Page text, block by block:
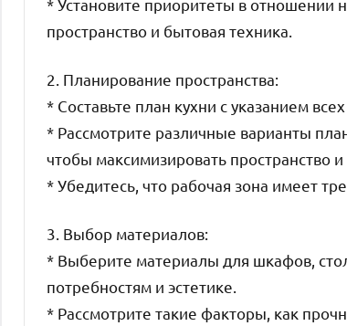
* Установите приоритеты в отношении
пространство и бытовая техника.
2. Планирование пространства:
* Составьте план кухни с указанием
* Рассмотрите различные варианты
чтобы максимизировать пространство
* Убедитесь, что рабочая зона имеет
3. Выбор материалов:
* Выберите материалы для шкафов,
потребностям и эстетике.
* Рассмотрите такие факторы, как